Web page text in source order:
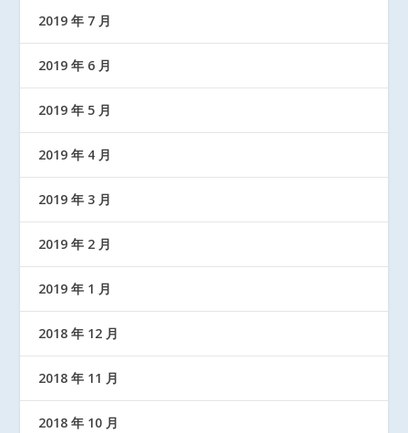
2019 年 7 月
2019 年 6 月
2019 年 5 月
2019 年 4 月
2019 年 3 月
2019 年 2 月
2019 年 1 月
2018 年 12 月
2018 年 11 月
2018 年 10 月